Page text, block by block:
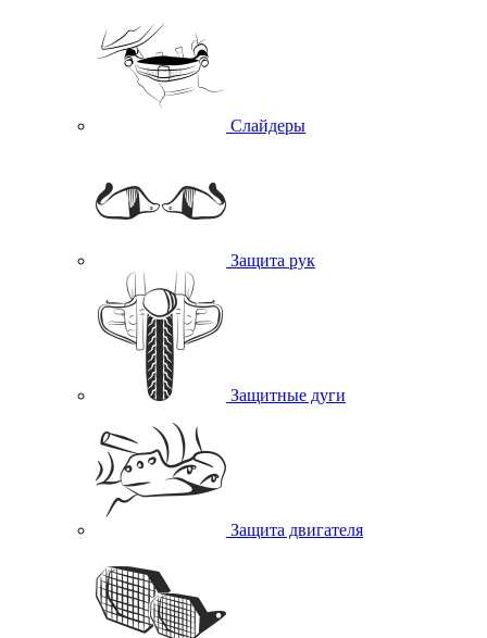
Слайдеры
Защита рук
Защитные дуги
Защита двигателя